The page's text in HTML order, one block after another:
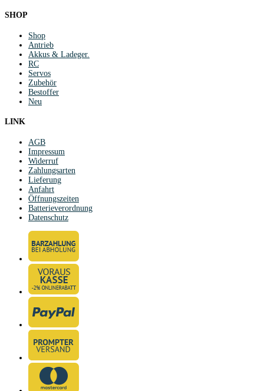
SHOP
Shop
Antrieb
Akkus & Ladeger.
RC
Servos
Zubehör
Bestoffer
Neu
LINK
AGB
Impressum
Widerruf
Zahlungsarten
Lieferung
Anfahrt
Öffnungszeiten
Batterieverordnung
Datenschutz